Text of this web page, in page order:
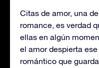
Citas de amor, una
romance, es verdad
ellas en algún
el amor despierta
romántico que